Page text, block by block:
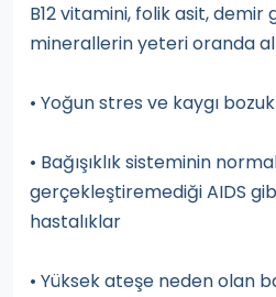
B12 vitamini, folik asit, demir
minerallerin yeteri oranda
• Yoğun stres ve kaygı
• Bağışıklık sisteminin
gerçekleştiremediği AIDS
hastalıklar
• Yüksek ateşe neden olan